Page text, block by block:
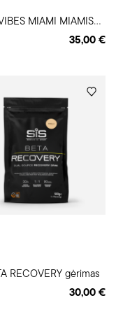
M
IAMI VIBES MIAMI MIAMISOLATE baltymų gėrimas
35,00 €
RECOVERY gėrimas
30,00 €